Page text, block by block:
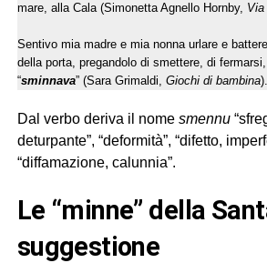
mare, alla Cala (Simonetta Agnello Hornby,
Sentivo mia madre e mia nonna urlare e
della porta, pregandolo di smettere, di
“sminnava” (Sara Grimaldi, Giochi di bambina).
Dal verbo deriva il nome smennu
deturpante”, “deformità”, “difetto,
“diffamazione, calunnia”.
Le “minne” della
suggestione